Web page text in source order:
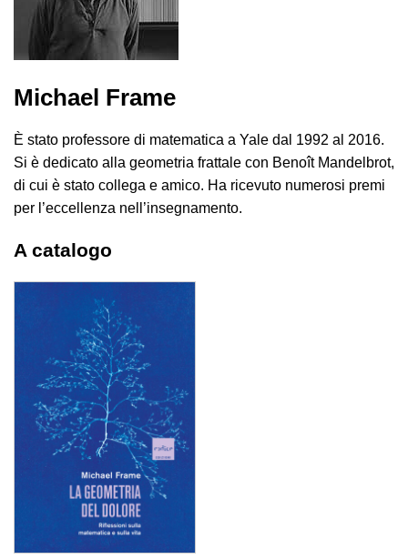
Michael Frame
È stato professore di matematica a Yale dal 1992 al 2016.
Si è dedicato alla geometria frattale con Benoît Mandelbrot,
di cui è stato collega e amico. Ha ricevuto numerosi premi
per l’eccellenza nell’insegnamento.
A catalogo